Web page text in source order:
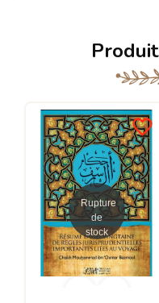
favorite_border
Rupture
de
stock